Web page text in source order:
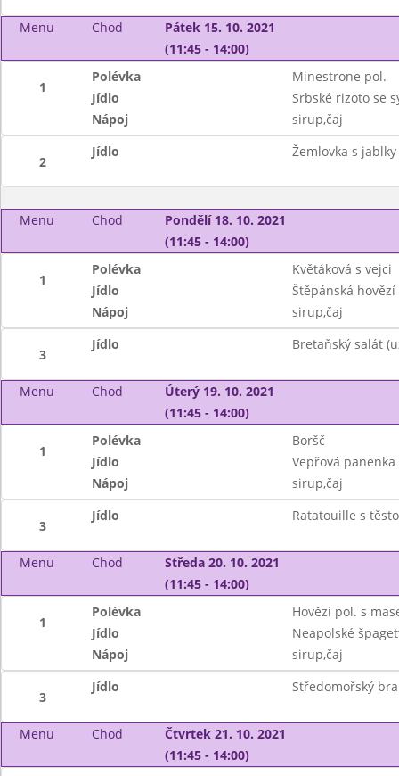
Menu Chod
Pátek 15. 10. 2021
(11:45 - 14:00)
1
Polévka
Minestrone pol.
Jídlo
Srbské rizoto se
Nápoj
sirup,čaj
2
Jídlo Žemlovka s
Menu Chod
Pondělí 18. 10. 2021
(11:45 - 14:00)
1
Polévka
Květáková s vejci
Jídlo
Štěpánská
Nápoj
sirup,čaj
3
Jídlo Bretaňský salát
Menu Chod
Úterý 19. 10. 2021
(11:45 - 14:00)
1
Polévka
Boršč
Jídlo
Vepřová
Nápoj
sirup,čaj
3
Jídlo Ratatouille s
Menu Chod
Středa 20. 10. 2021
(11:45 - 14:00)
1
Polévka
Hovězí pol. s
Jídlo
Neapolské
Nápoj
sirup,čaj
3
Jídlo Středomořský
Menu Chod
Čtvrtek 21. 10. 2021
(11:45 - 14:00)